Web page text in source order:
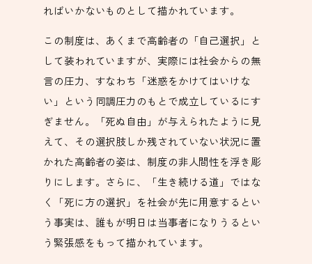
ればいかないものとして描かれています。
この制度は、あくまで高齢者の「自己選択」と
して装われていますが、実際には社会からの無
言の圧力、すなわち「迷惑をかけてはいけな
い」という同調圧力のもとで成立しているにす
ぎません。「死ぬ自由」が与えられたように見
えて、その選択肢しか残されていない状況に置
かれた高齢者の姿は、制度の非人間性を浮き彫
りにします。さらに、「生き続ける道」ではな
く「死に方の選択」を社会が先に用意するとい
う事実は、誰もが明日は当事者になりうるとい
う緊張感をもって描かれています。